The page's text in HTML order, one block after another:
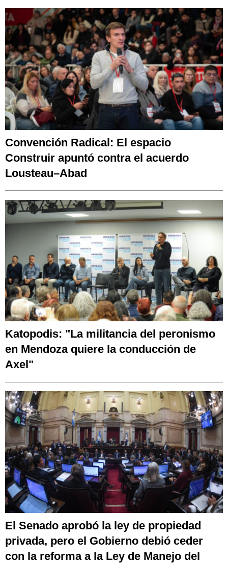
Convención Radical: El espacio
Construir apuntó contra el acuerdo
Lousteau–Abad
Katopodis: "La militancia del peronismo
en Mendoza quiere la conducción de
Axel"
El Senado aprobó la ley de propiedad
privada, pero el Gobierno debió ceder
con la reforma a la Ley de Manejo del